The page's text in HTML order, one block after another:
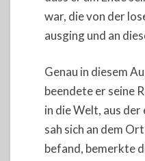
war, die von der
ausging und an
Genau in diesem
beendete er seine
in die Welt, aus
sah sich an dem
befand, bemerkte